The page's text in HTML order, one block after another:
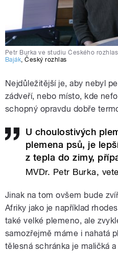
Petr Burka ve studiu Českého
Baják,Český rozhlas
Nejdůležitější je, aby nebyl
zádveří, nebo místo, kde
schopný opravdu dobře
U choulostivých
plemena psů, je
z tepla do zimy,
MVDr. Petr Burka,
Jinak na tom ovšem bude
Afriky jako je například
také velké plemeno, ale
samozřejmě máme i nahatá
tělesná schránka je maličká